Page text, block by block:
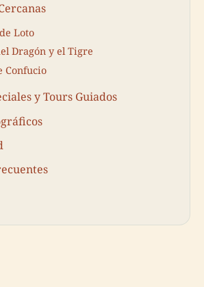
Loto
Dragón y el Tigre
Confucio
y Tours Guiados